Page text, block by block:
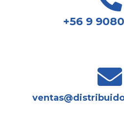
+56 9